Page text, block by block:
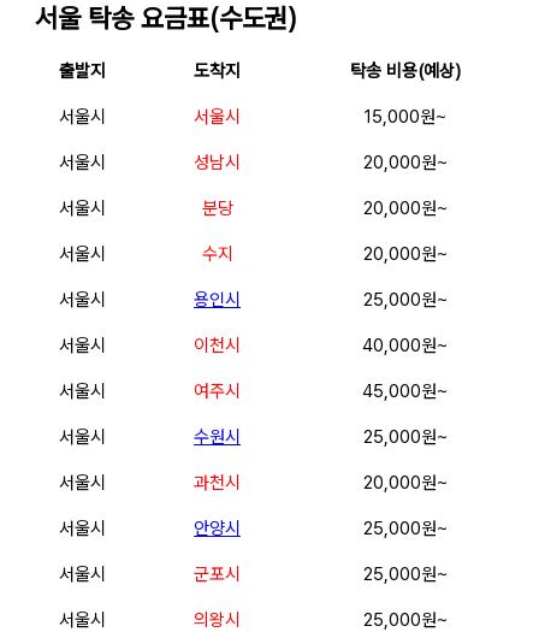
서울탁송 요금표(수도권)
출발지 도착지 탁송 비용(예상)
서울시 서울시 15,000원~
서울시 성남시 20,000원~
서울시 분당 20,000원~
서울시 수지 20,000원~
서울시 용인시 25,000원~
서울시 이천시 40,000원~
서울시 여주시 45,000원~
서울시 수원시 25,000원~
서울시 과천시 20,000원~
서울시 안양시 25,000원~
서울시 군포시 25,000원~
서울시 의왕시 25,000원~